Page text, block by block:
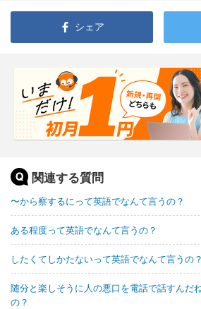
シェア
関連する質問
〜から察するにって英語でなんて言うの？
ある程度って英語でなんて言うの？
したくてしかたないって英語でなんて言うの？
随分と楽しそうに人の悪口を電話で話すんだ
の？